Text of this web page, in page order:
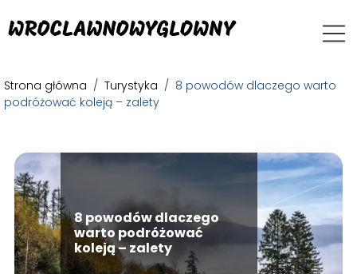
Strona główna / Turystyka / 8 powodów dlaczego warto
podróżować koleją – zalety
8 powodów dlaczego
warto podróżować
koleją – zalety